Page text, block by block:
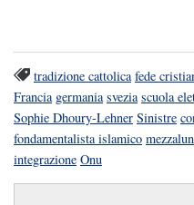
tradizione cattolica fede
Francia germania svezia scuola
Sophie Dhoury-Lehner Sinistre
fondamentalista islamico
integrazione Onu